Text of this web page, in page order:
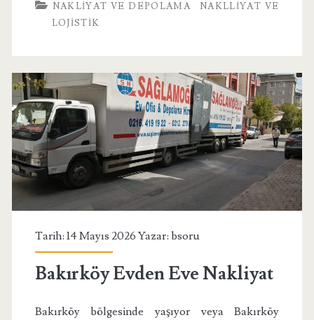
Depolama
NAKLIYAT VE DEPOLAMA
NAKLLIYAT VE
LOJISTIK
Tarih: 14 Mayıs 2026 Yazar: bsoru
Bakırköy Evden Eve Nakliyat
Bakırköy bölgesinde yaşıyor veya Bakırköy